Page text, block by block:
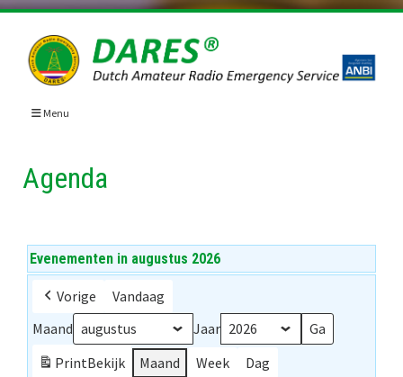
Skip
content
Menu
Agenda
Evenementen in augustus 2026
Vorige
Vandaag
Maand
Jaar
PrintBekijk Maand Week Dag